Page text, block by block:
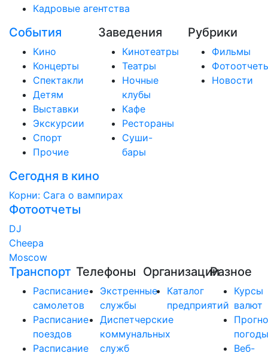
Кадровые агентства
События
Кино
Концерты
Спектакли
Детям
Выставки
Экскурсии
Спорт
Прочие
Заведения
Кинотеатры
Театры
Ночные
клубы
Кафе
Рестораны
Суши-
бары
Рубрики
Фильмы
Новости
Сегодня в кино
Корни: Сага о вампирах
Фотоотчеты
DJ
Cheepa
Moscow
Транспорт
Расписание
самолетов
Расписание
поездов
Расписание
Телефоны
Экстренные
службы
Диспетчерские
коммунальных
служб
Организации
Каталог
предприятий
Разное
Курсы
валют
погоды
Веб-